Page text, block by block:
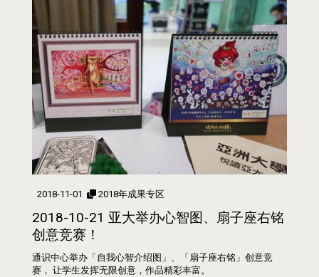
2018-11-01 2018年成果专区
2018-10-21 亚大举办心智图、扇子座右铭
创意竞赛！
通识中心举办「自我心智介绍图」、「扇子座右铭」创意竞
赛， 让学生发挥无限创意，作品精彩丰富。